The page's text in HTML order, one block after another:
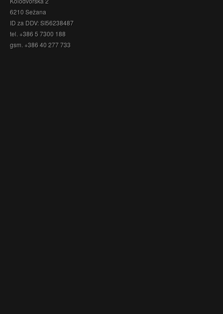
6210 Sežana
ID za DDV: SI56238487
tel. +386 5 7300 188
gsm. +386 40 277 733